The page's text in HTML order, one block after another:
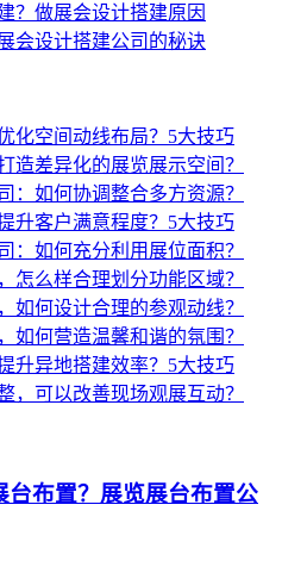
？做展会设计搭建原因
会设计搭建公司的秘诀
化空间动线布局？5大技巧
造差异化的展览展示空间？
：如何协调整合多方资源？
升客户满意程度？5大技巧
：如何充分利用展位面积？
怎么样合理划分功能区域？
如何设计合理的参观动线？
如何营造温馨和谐的氛围？
升异地搭建效率？5大技巧
，可以改善现场观展互动？
台布置？展览展台布置公